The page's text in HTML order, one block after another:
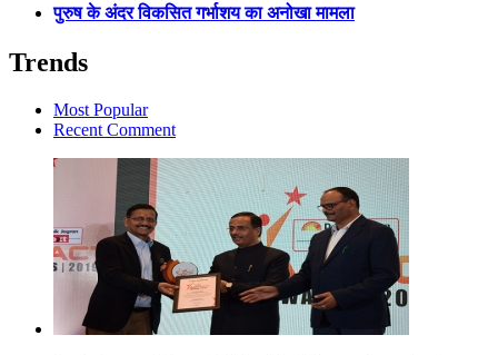
पुरुष के अंदर विकसित गर्भाशय का अनोखा मामला
Trends
Most Popular
Recent Comment